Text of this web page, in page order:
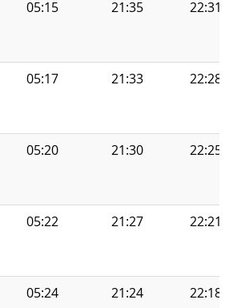
05:15 21:35 22:31
05:17 21:33 22:28
05:20 21:30 22:25
05:22 21:27 22:21
05:24 21:24 22:18